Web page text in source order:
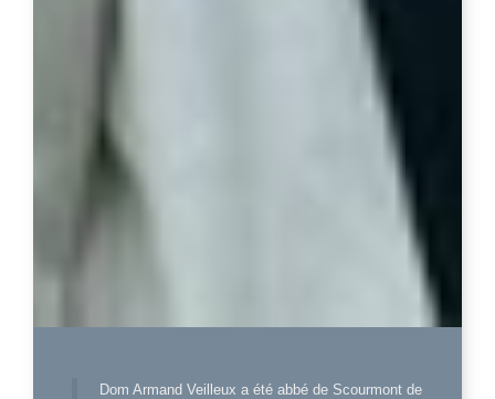
Dom Armand Veilleux a été abbé de Scourmont de